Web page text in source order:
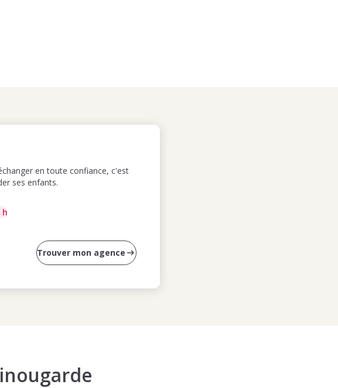
en toute confiance, c'est
ses enfants.
h
Trouver mon agence